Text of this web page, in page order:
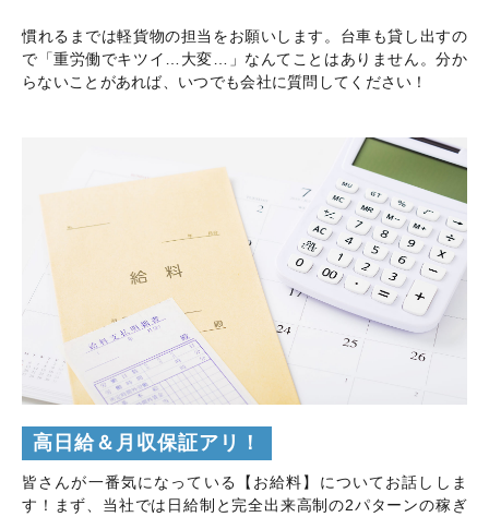
慣れるまでは軽貨物の担当をお願いします。台車も貸し出すの
で「重労働でキツイ…大変…」なんてことはありません。分か
らないことがあれば、いつでも会社に質問してください！
高日給＆月収保証アリ！
皆さんが一番気になっている【お給料】についてお話ししま
す！まず、当社では日給制と完全出来高制の2パターンの稼ぎ